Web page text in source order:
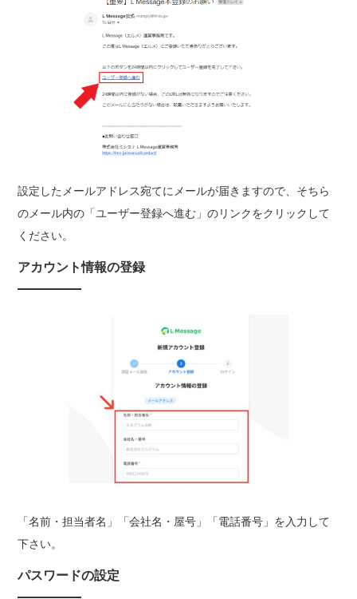
設定したメールアドレス宛てにメールが届きますので、そちら
のメール内の「ユーザー登録へ進む」のリンクをクリックして
ください。
アカウント情報の登録
「名前・担当者名」「会社名・屋号」「電話番号」を入力して
下さい。
パスワードの設定